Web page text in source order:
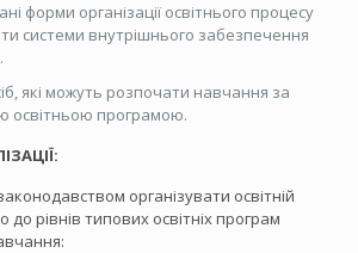
форми організації освітнього процесу
системи внутрішнього забезпечення
які можуть розпочати навчання за
освітньою програмою.
організувати освітній
до рівнів типових освітніх програм